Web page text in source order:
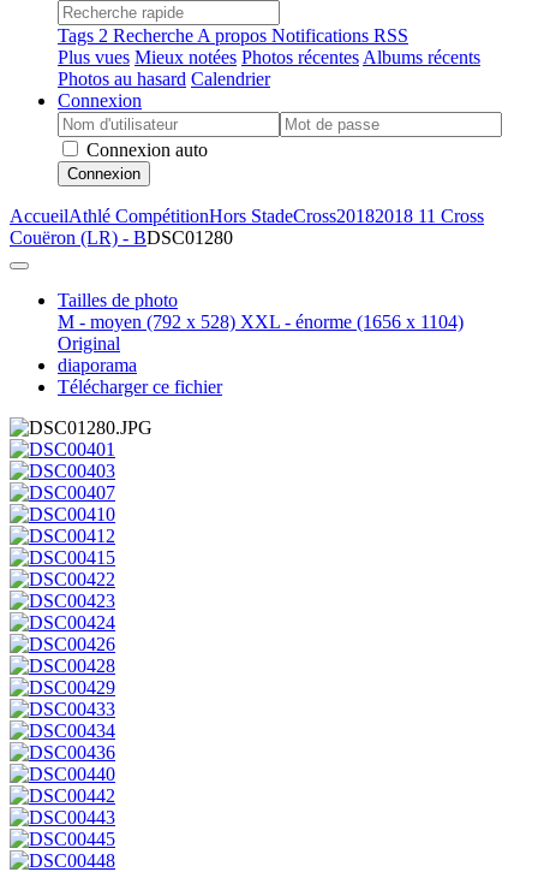
Tags 2 Recherche A propos Notifications RSS
Plus vues Mieux notées Photos récentes Albums récents
Photos au hasard Calendrier
Connexion
Connexion auto
Connexion
AccueilAthlé CompétitionHors StadeCross20182018 11 Cross
Couëron (LR) - BDSC01280
Tailles de photo
M - moyen (792 x 528) XXL - énorme (1656 x 1104)
Original
diaporama
Télécharger ce fichier